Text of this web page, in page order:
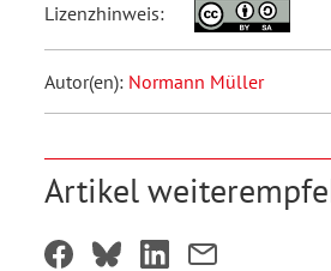
Lizenzhinweis:
Autor(en): Normann Müller
Artikel